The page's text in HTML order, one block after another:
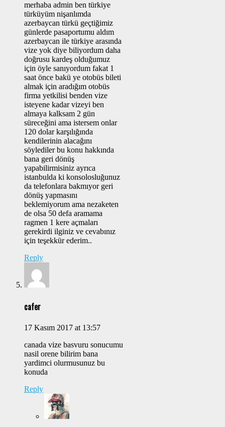
merhaba admin ben türkiye
türküyüm nişanlımda
azerbaycan türkü geçtiğimiz
günlerde pasaportumu aldım
azerbaycan ile türkiye arasında
vize yok diye biliyordum daha
doğrusu kardeş olduğumuz
için öyle sanıyordum fakat 1
saat önce bakü ye otobüs bileti
almak için aradığım otobüs
firma yetkilisi benden vize
isteyene kadar vizeyi ben
almaya kalksam 2 gün
süreceğini ama istersem onlar
120 dolar karşılığında
kendilerinin alacağını
söylediler bu konu hakkında
bana geri dönüş
yapabilirmisiniz ayrıca
istanbulda ki konsolosluğunuz
da telefonlara bakmıyor geri
dönüş yapmasını
beklemiyorum ama nezaketen
de olsa 50 defa aramama
ragmen 1 kere açmaları
gerekirdi ilginiz ve cevabınız
için teşekkür ederim..
Reply
cafer
17 Kasım 2017 at 13:57
canada vize basvuru sonucumu
nasil orene bilirim bana
yardimci olurmusunuz bu
konuda
Reply